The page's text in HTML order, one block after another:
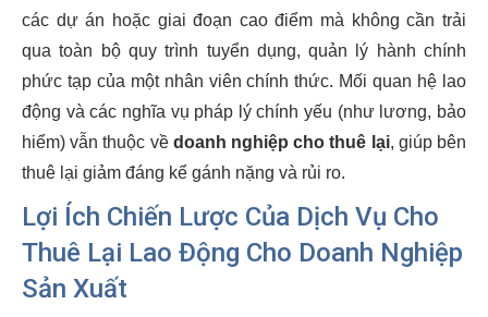
các dự án hoặc giai đoạn cao điểm mà không cần trải
qua toàn bộ quy trình tuyển dụng, quản lý hành chính
phức tạp của một nhân viên chính thức. Mối quan hệ lao
động và các nghĩa vụ pháp lý chính yếu (như lương, bảo
hiểm) vẫn thuộc về doanh nghiệp cho thuê lại, giúp bên
thuê lại giảm đáng kể gánh nặng và rủi ro.
Lợi Ích Chiến Lược Của Dịch Vụ Cho
Thuê Lại Lao Động Cho Doanh Nghiệp
Sản Xuất